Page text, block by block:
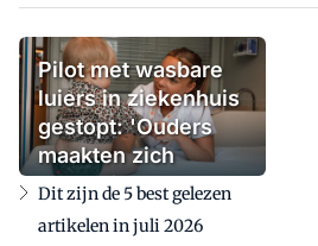
Pilot met wasbare
luiers in ziekenhuis
gestopt: 'Ouders
maakten zich
zorgen'
Dit zijn de 5 best gelezen
artikelen in juli 2026